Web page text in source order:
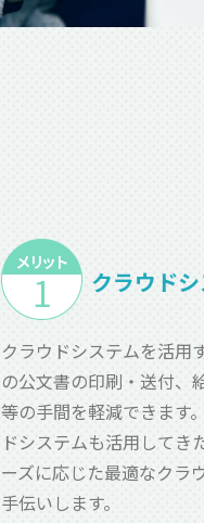
クラウド
クラウドシステムを活用
の公文書の印刷・送付、
等の手間を軽減できます
ドシステムも活用してき
ーズに応じた最適なクラ
手伝いします。